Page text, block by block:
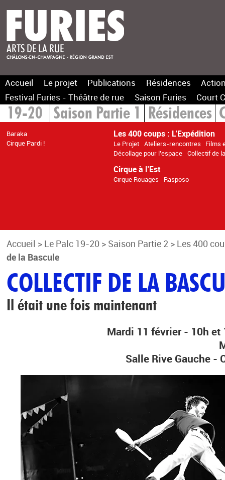
Accueil Le projet Publications Résidences
Festival Furies - Théâtre de rue
Saison Furies Court
19-20 Saison Partie 1 Résidences
Baraka
Cirque Pardi !
Les 400 coups : L’Expédition
Le Projet Ateliers-rencontres
Films
Décollage pour l’espace Collectif de
Cirque à l’Est
Cirque Rouages Rasposo
Accueil > Le Palc 19-20 > Saison Partie 2 > Les 400
de la Bascule
COLLECTIF DE LA
Il était une fois maintenant
Mardi 11 février - 10h
Salle Rive Gauche -